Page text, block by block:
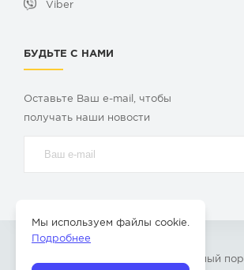
Viber
БУДЬТЕ С НАМИ
Оставьте Ваш e-mail, чтобы
получать наши новости
» – Главный
Мы используем файлы cookie.
Подробнее